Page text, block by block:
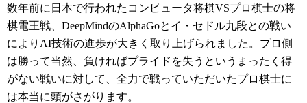
数年前に日本で行われたコンピュータ将棋VSプロ棋士の将
棋電王戦、DeepMindのAlphaGoとイ・セドル九段との戦い
によりAI技術の進歩が大きく取り上げられました。プロ側
は勝って当然、負ければプライドを失うというまったく得
がない戦いに対して、全力で戦っていただいたプロ棋士に
は本当に頭がさがります。